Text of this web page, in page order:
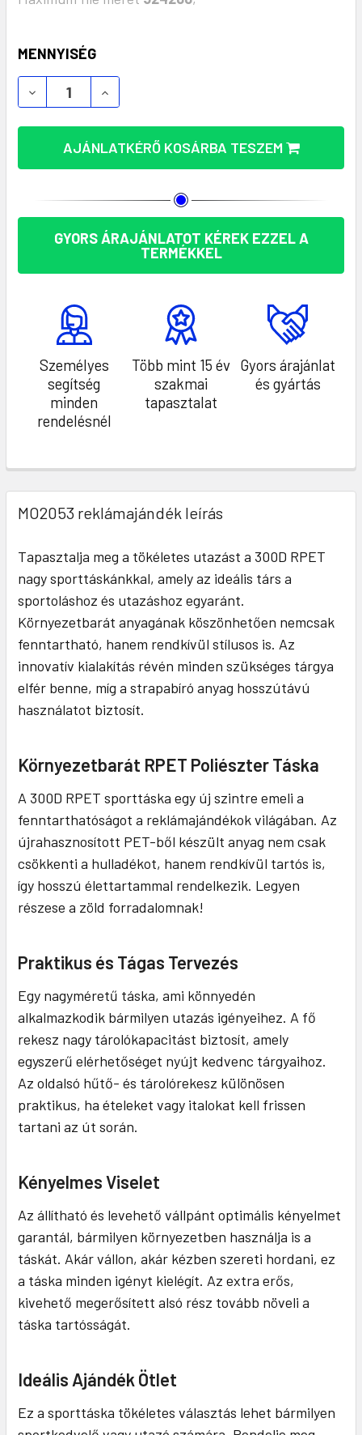
KÉSZLET:
MENNYISÉG
AJÁNLATKÉRŐ KOSÁRBA TESZEM
GYORS ÁRAJÁNLATOT KÉREK EZZEL A
TERMÉKKEL
Személyes
segítség
minden
rendelésnél
Több mint 15 év
szakmai
tapasztalat
Gyors árajánlat
és gyártás
MO2053 reklámajándék leírás
Tapasztalja meg a tökéletes utazást a 300D RPET
nagy sporttáskánkkal, amely az ideális társ a
sportoláshoz és utazáshoz egyaránt.
Környezetbarát anyagának köszönhetően nemcsak
fenntartható, hanem rendkívül stílusos is. Az
innovatív kialakítás révén minden szükséges tárgya
elfér benne, míg a strapabíró anyag hosszútávú
használatot biztosít.
Környezetbarát RPET Poliészter Táska
A 300D RPET sporttáska egy új szintre emeli a
fenntarthatóságot a reklámajándékok világában. Az
újrahasznosított PET-ből készült anyag nem csak
csökkenti a hulladékot, hanem rendkívül tartós is,
így hosszú élettartammal rendelkezik. Legyen
részese a zöld forradalomnak!
Praktikus és Tágas Tervezés
Egy nagyméretű táska, ami könnyedén
alkalmazkodik bármilyen utazás igényeihez. A fő
rekesz nagy tárolókapacitást biztosít, amely
egyszerű elérhetőséget nyújt kedvenc tárgyaihoz.
Az oldalsó hűtő- és tárolórekesz különösen
praktikus, ha ételeket vagy italokat kell frissen
tartani az út során.
Kényelmes Viselet
Az állítható és levehető vállpánt optimális kényelmet
garantál, bármilyen környezetben használja is a
táskát. Akár vállon, akár kézben szereti hordani, ez
a táska minden igényt kielégít. Az extra erős,
kivehető megerősített alsó rész tovább növeli a
táska tartósságát.
Ideális Ajándék Ötlet
Ez a sporttáska tökéletes választás lehet bármilyen